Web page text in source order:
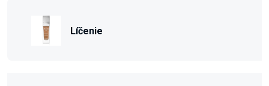
Líčenie